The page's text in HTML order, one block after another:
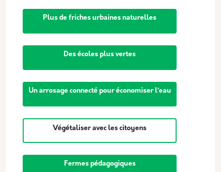
Plus de friches urbaines naturelles
Des écoles plus vertes
Un arrosage connecté pour économiser l’eau
Végétaliser avec les citoyens
Fermes pédagogiques